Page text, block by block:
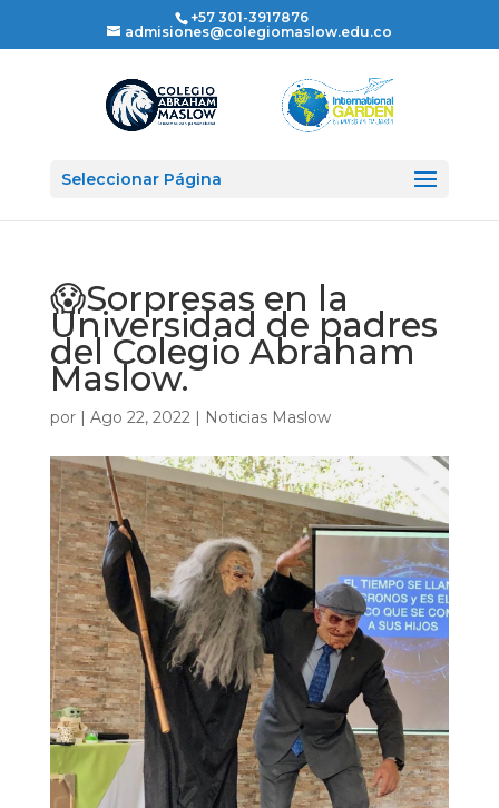
+57 301-3917876
admisiones@colegiomaslow.edu.co
Seleccionar Página
😱Sorpresas en la
Universidad de padres
del Colegio Abraham
Maslow.
por | Ago 22, 2022| Noticias Maslow